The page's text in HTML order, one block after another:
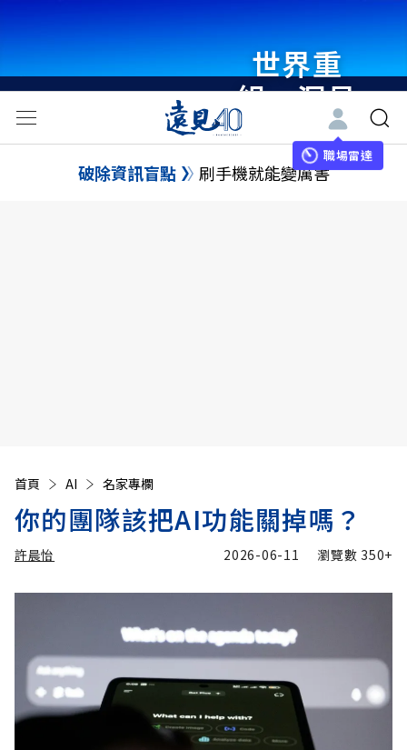
世界重
組・洞見
未來 與
世界領袖
職場雷達
破除資訊盲點 刷手機就能變厲害
首頁 AI 名家專欄
你的團隊該把AI功能關掉嗎？
許晨怡 2026-06-11 瀏覽數 350+